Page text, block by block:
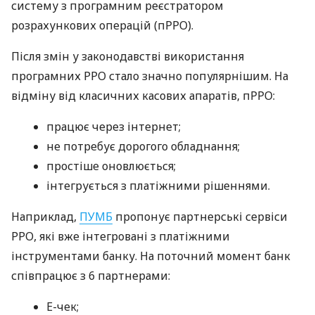
систему з програмним реєстратором
розрахункових операцій (пРРО).
Після змін у законодавстві використання
програмних РРО стало значно популярнішим. На
відміну від класичних касових апаратів, пРРО:
працює через інтернет;
не потребує дорогого обладнання;
простіше оновлюється;
інтегрується з платіжними рішеннями.
Наприклад, ПУМБ пропонує партнерські сервіси
РРО, які вже інтегровані з платіжними
інструментами банку. На поточний момент банк
співпрацює з 6 партнерами:
E-чек;